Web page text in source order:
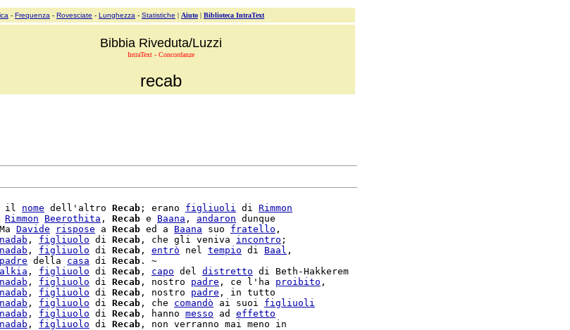
- Frequenza - Rovesciate - Lunghezza - Statistiche | Aiuto | Biblioteca IntraText
Bibbia Riveduta/Luzzi
IntraText - Concordanze
recab
il nome dell'altro Recab ; erano figliuoli di Rimmon
Rimmon Beerothita , Recab e Baana , andaron dunque
Davide rispose a Recab ed a Baana suo fratello ,
, figliuolo di Recab , che gli veniva incontro ;
, figliuolo di Recab , entrò nel tempio di Baal ,
padre della casa di Recab . ~
, figliuolo di Recab , capo del distretto di Beth-Hakkerem
, figliuolo di Recab , nostro padre , ce l'ha proibito ,
, figliuolo di Recab , nostro padre
, figliuolo di Recab , che comandò ai suoi figliuoli
, figliuolo di Recab , hanno messo ad effetto
, figliuolo di Recab